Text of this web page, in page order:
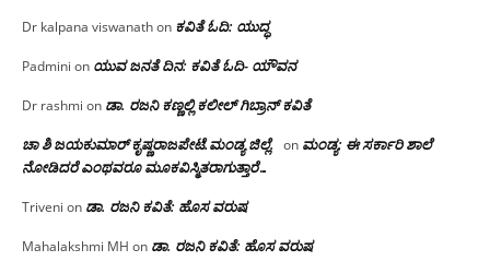
Dr kalpana viswanathon ಕವಿತೆ ಓದಿ: ಯುದ್ಧ
Padmini on ಯುವ ಜನತೆ ದಿನ: ಕವಿತೆ ಓದಿ- ಯೌವನ
Dr rashmi on ಡಾ. ರಜನಿ‌ ಕಣ್ಣಲ್ಲಿ ಕಲೀಲ್ ಗಿಬ್ರಾನ್ ಕವಿತೆ
ಚಾ ಶಿ ಜಯಕುಮಾರ್ ಕೃಷ್ಣರಾಜಪೇಟೆ.ಮಂಡ್ಯ ಜಿಲ್ಲೆ. on ಮಂಡ್ಯ: ಈ ಸರ್ಕಾರಿ ಶಾಲೆ
ನೋಡಿದರೆ ಎಂಥವರೂ ಮೂಕವಿಸ್ಮಿತರಾಗುತ್ತಾರೆ…
Triveni on ಡಾ. ರಜನಿ ಕವಿತೆ: ಹೊಸ ವರುಷ
Mahalakshmi MH on ಡಾ. ರಜನಿ ಕವಿತೆ: ಹೊಸ ವರುಷ